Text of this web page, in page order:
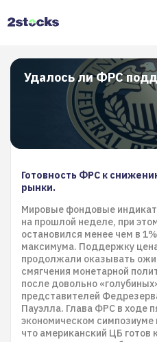
Удалось ли ФРС
Готовность ФРС к
рынки.
Мировые фондовые
на прошлой неделе, при
остановился менее чем в
максимума. Поддержку
продолжали оказывать
смягчения монетарной
после довольно
представителей
Пауэлла. Глава ФРС в ходе
экономическом
что американский ЦБ